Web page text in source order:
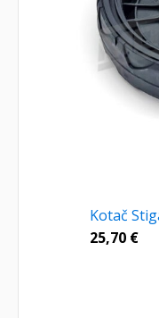
Kotač
25,70 €